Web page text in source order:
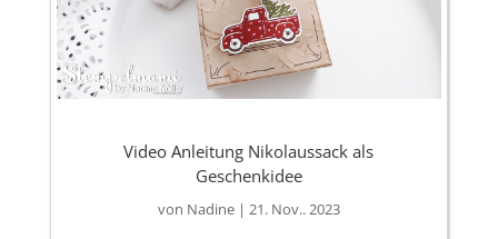
Video Anleitung Nikolaussack als
Geschenkidee
von Nadine| 21. Nov.. 2023